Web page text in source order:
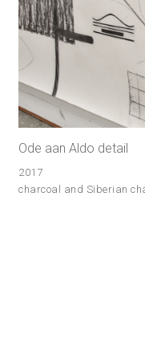
Ode aan Aldo detail
2017
charcoal and Siberian